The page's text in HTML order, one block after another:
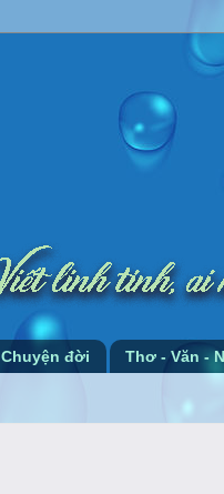
Chuyện đời Thơ - Văn -